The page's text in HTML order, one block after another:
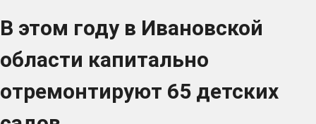
В этом году в Ивановской
области капитально
отремонтируют 65 детских